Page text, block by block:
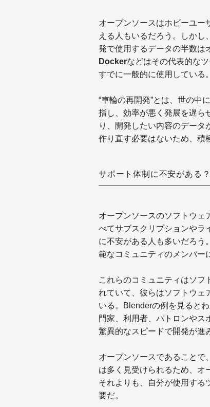
オープンソースはホビーユー
える人もいるだろう。しかし
発で使用するデータの半数は
Dockerなどはその代表的な
すでに一般的に使用している。
“車輪の再開発”とは、世の中
指し、効率が悪く発展を遅ら
り、開発したい内容のデータ
作り直す必要はないため、積
サポート体制に不安がある？
オープンソースのソフトウェ
べてサブスクリプションやラ
に不安がある人も多いだろう
範なコミュニティのメンバー
これらのコミュニティはソフ
れていて、彼らはソフトウェ
いる。Blenderの例を見ると
門家、利用者、パトロンやス
驚異的なスピードで開発が進
オープンソースであることで
は多く見受けられるため、オ
それよりも、自分が使用する
要だ。